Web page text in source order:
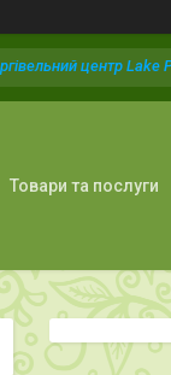
центр Lake
Товари та послуги